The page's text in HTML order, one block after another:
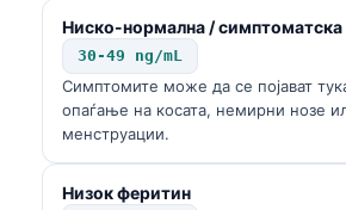
Ниско-нормална / симптоматска
30-49 ng/mL
Симптомите може да се појават
опаѓање на косата, немирни нозе
менструации.
Низок феритин